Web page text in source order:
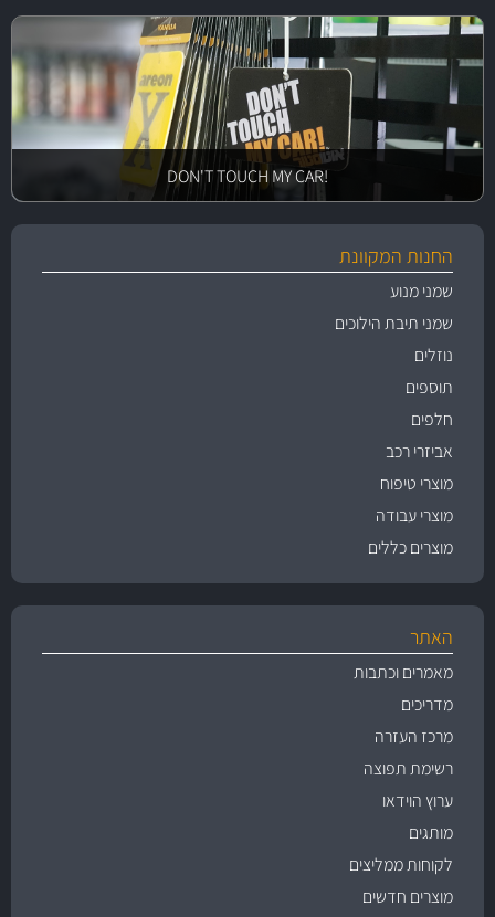
!DON'T TOUCH MY CAR
החנות המקוונת
שמני מנוע
שמני תיבת הילוכים
נוזלים
תוספים
חלפים
אביזרי רכב
מוצרי טיפוח
מוצרי עבודה
מוצרים כללים
האתר
מאמרים וכתבות
מדריכים
מרכז העזרה
רשימת תפוצה
ערוץ הוידאו
מותגים
לקוחות ממליצים
מוצרים חדשים